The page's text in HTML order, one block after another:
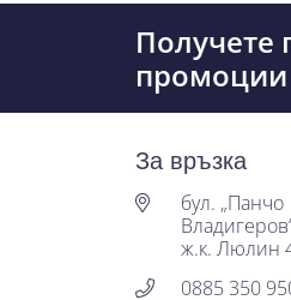
Получете
За връзка
бул. „Панчо
ж.к. Люлин
0885 350